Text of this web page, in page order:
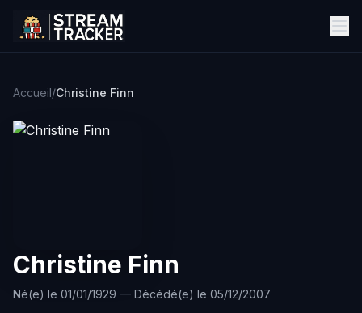
Accueil/Christine Finn
Christine Finn
Né(e) le 01/01/1929 — Décédé(e) le 05/12/2007